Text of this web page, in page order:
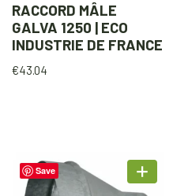
RACCORD MÂLE
GALVA 1250 | ECO
INDUSTRIE DE FRANCE
€43.04
Save